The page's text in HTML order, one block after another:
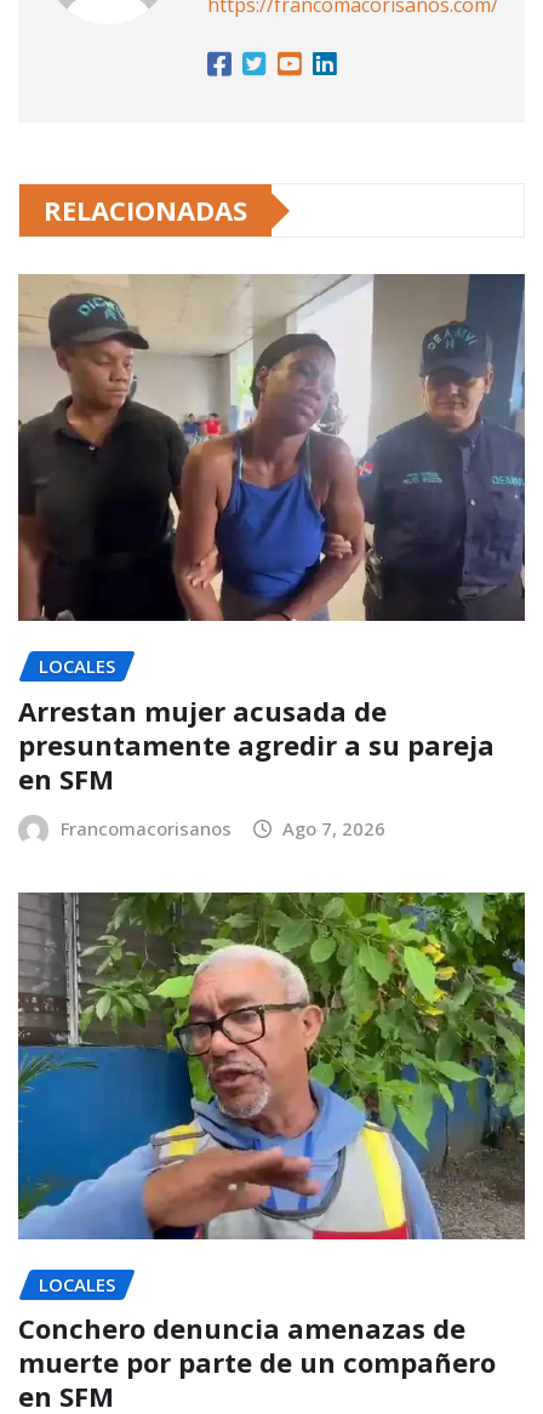
https://francomacorisanos.com/
RELACIONADAS
LOCALES
Arrestan mujer acusada de
presuntamente agredir a su pareja
en SFM
Francomacorisanos Ago 7, 2026
LOCALES
Conchero denuncia amenazas de
muerte por parte de un compañero
en SFM